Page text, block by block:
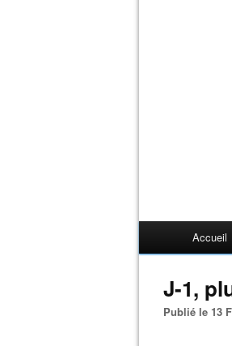
Accueil
J-1,
Publié le 13